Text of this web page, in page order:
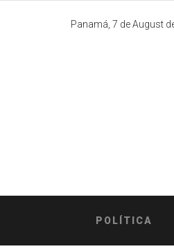
Panamá, 7 de August
POLÍTICA